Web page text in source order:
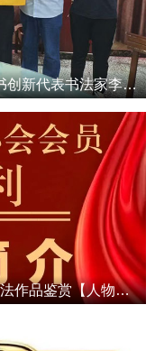
篆韵承古，笔墨出新 —— 记当代篆书创新代表书法家李继文
中国实力派著名书法家刘唐利——书法作品鉴赏【人物专题报道】